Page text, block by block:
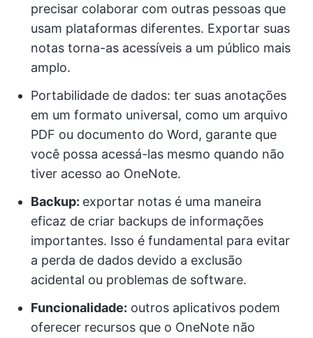
precisar colaborar com outras pessoas que
usam plataformas diferentes. Exportar suas
notas torna-as acessíveis a um público mais
amplo.
Portabilidade de dados: ter suas anotações
em um formato universal, como um arquivo
PDF ou documento do Word, garante que
você possa acessá-las mesmo quando não
tiver acesso ao OneNote.
Backup: exportar notas é uma maneira
eficaz de criar backups de informações
importantes. Isso é fundamental para evitar
a perda de dados devido a exclusão
acidental ou problemas de software.
Funcionalidade: outros aplicativos podem
oferecer recursos que o OneNote não